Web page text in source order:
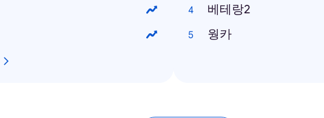
베테랑2
웡카